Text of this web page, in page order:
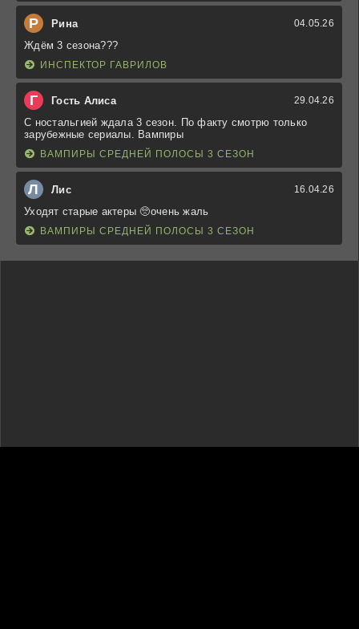
Р Рина 04.05.26
Ждём 3 сезона???
ИНСПЕКТОР ГАВРИЛОВ
Г Гость Алиса 29.04.26
С ностальгией ждала 3 сезон. По факту смотрю только
зарубежные сериалы. Вампиры
ВАМПИРЫ СРЕДНЕЙ ПОЛОСЫ 3 СЕЗОН
Л Лис 16.04.26
Уходят старые актеры 🥺очень жаль
ВАМПИРЫ СРЕДНЕЙ ПОЛОСЫ 3 СЕЗОН